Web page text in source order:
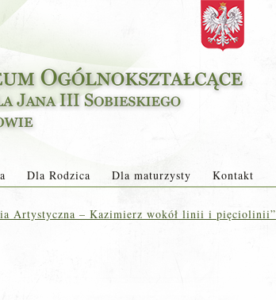
Dla Rodzica Dla maturzysty Kontakt
Artystyczna – Kazimierz wokół linii i pięciolinii”